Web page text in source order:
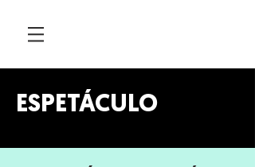
ESPETÁCULO